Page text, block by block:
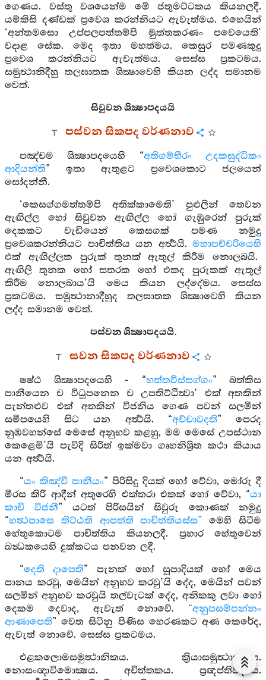
ගෙණය. වස්තු වශයෙන්ම මේ ජතුමට්ටකය කියනලදී.
යම්කිසි දණ්ඩක් ප්‍රවෙශ කරන්නියට ඇවැත්මය. එහෙයින්
‘අන්තමසො උප්පලපත්තම්පි මුත්තකරණං පවෙයෙති’
වදාළ සේක. මෙද ඉතා මහත්මය. කෙසුර පමණකුදු
ප්‍රවෙශ කරන්නියට ඇවැත්මය. සෙස්ස ප්‍රකටමය.
සමුත්‍ථානිදීහු තලඝාතක ශික්‍ෂාවෙහි කියන ලද්ද සමානම
වෙත්.
සිවුවන ශික්‍ෂාපදයයි
පස්වන සිකපද වර්ණනාව
පඤ්චම ශික්‍ෂාපදයෙහි “අතිගම්භීරං උදකසුද්ධිකං
ආදියන්ති” ඉතා ඇතුළට ප්‍රවෙශකොට ජලයෙන්
සෝදන්නී.
‘කෙසග්ගමත්තම්පි අතික්කාමෙති’ පුළුලින් තෙවන
ඇඟිල්ල හෝ සිවුවන ඇඟිල්ල හෝ ගැඹුරෙන් පුරුක්
දෙකකට වැඩියෙන් කෙසගක් පමණ නමුදු
ප්‍රවෙශකරන්නියට පාචිත්තිය යන අර්‍ත්‍ථයි. මහාපච්චරියෙහි
එක් ඇඟිල්ලක පුරුක් තුනක් ඇතුල් කිරීම නොලබයි.
ඇඟිලි තුනක හෝ සතරක හෝ එකද පුරුකක් ඇතුල්
කිරීම නොලබාය’යි මෙය කියන ලද්දේමය. සෙස්ස
ප්‍රකටමය. සමුත්‍ථානාදීහුද තලඝාතක ශික්‍ෂාවෙහි කියන
ලද්ද සමානම වෙත්.
පස්වන ශික්‍ෂාපදයයි.
සවන සිකපද වර්ණනාව
ෂෂ්ඨ ශික්‍ෂාපදයෙහි - “භත්තවිස්සග්ගං” බත්කිස
පානීයෙන ච විධූපනෙන ච උපතිට්ඨිත්‍වා’ එක් අතකින්
පැන්තළුව එක් අතකින් විජනිය ගෙණ පවන් සලමින්
සමීපයෙහි සිට යන අර්‍ත්‍ථයි. “අච්චාවදති” පෙරද
නුඹවහන්සේ මෙසේ අනුභව කළහු, මම මෙසේ උපස්ථාන
කෙළෙමි’යි පැවිදි සිරිත් ඉක්මවා ගෘහනිශ්‍රිත කථා කියාය
යන අර්‍ත්‍ථයි.
“යං කිඤ්චි පානීයං” පිරිසිදු දියක් හෝ වේවා, මෝරු දී
මීරස කිරි ආදීන් අතුරෙහි එක්තරා එකක් හෝ වේවා, “යා
කාචි විජනී” යටත් පිරිසයින් සිවුරු කොණක් නමුදු
“හත්‍ථපාසෙ තිට්ඨති ආපත්ති පාචිත්තියස්ස” මෙහි සිටීම
හේතුකොටම පාචිත්තිය කියනලදී. ප්‍රහාර හේතුවෙන්
ඛන්‍ධකයෙහි දුක්කටය පනවන ලදී.
“දෙති දාපෙති” පැනක් හෝ සූපාදියක් හෝ මෙය
පානය කරවු, මෙයින් අනුභව කරවු’යි දේද, මෙයින් පවන්
සලමින් අනුභව කරවුයි තල්වැටක් දේද, අනිකකු ලවා හෝ
දෙකම දෙවාද, ඇවැත් නොවේ. “අනුපසම්පන්නං
ආණාපෙති” වෙත සිටිනු පිණිස හෙරණකට අණ කෙරේද,
ඇවැත් නොවේ. සෙස්ස ප්‍රකටමය.
එළකලොමසමුත්‍ථානිකය. ක්‍රියාසමුත්‍ථානිකය.
නොසංඥාවිමොක්‍ෂය. අචිත්තකය. ප්‍රඥප්තිවද්‍යය.